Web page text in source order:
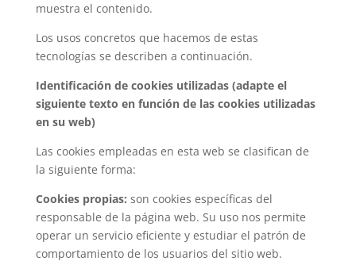
muestra el contenido.
Los usos concretos que hacemos de estas
tecnologías se describen a continuación.
Identificación de cookies utilizadas (adapte el
siguiente texto en función de las cookies utilizadas
en su web)
Las cookies empleadas en esta web se clasifican de
la siguiente forma:
Cookies propias: son cookies específicas del
responsable de la página web. Su uso nos permite
operar un servicio eficiente y estudiar el patrón de
comportamiento de los usuarios del sitio web.